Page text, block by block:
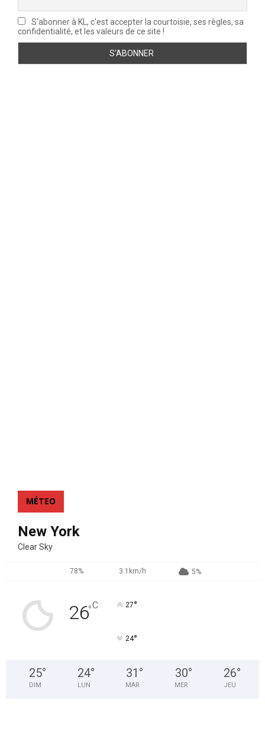
S'abonner à KL, c'est accepter la courtoisie, ses règles, sa
confidentialité, et les valeurs de ce site !
MÉTEO
New York
Clear Sky
78% 3.1km/h 5%
26°C 27°
24°
25°
DIM
24°
LUN
31 °
MAR
30°
MER
26°
JEU